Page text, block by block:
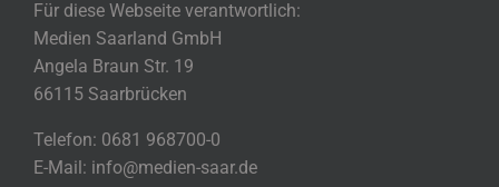
Für diese Webseite verantwortlich:
Medien Saarland GmbH
Angela Braun Str. 19
66115 Saarbrücken
Telefon: 0681 968700-0
E-Mail: info@medien-saar.de